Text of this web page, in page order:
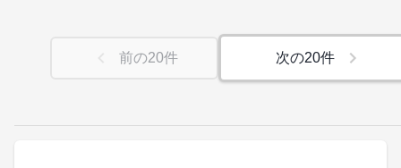
前の20件 次の20件